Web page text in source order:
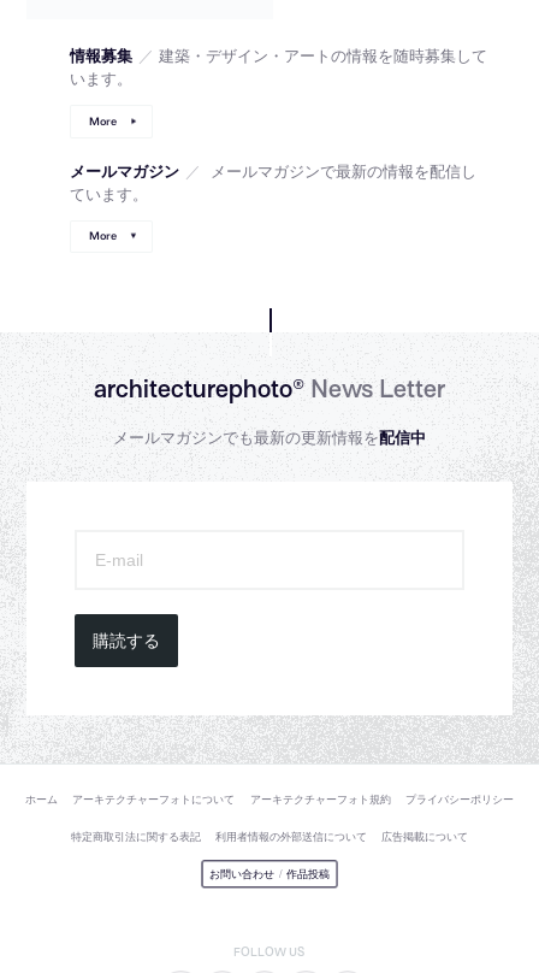
情報募集 ／ 建築・デザイン・アートの情報を随時募集して
います。
More
メールマガジン ／
メールマガジンで最新の情報を配信し
ています。
More
architecturephoto®News Letter
メールマガジンでも最新の更新情報を配信中
購読する
ホーム アーキテクチャーフォトについて アーキテクチャーフォト規約 プライバシーポリシー
特定商取引法に関する表記 利用者情報の外部送信について 広告掲載について
お問い合わせ / 作品投稿